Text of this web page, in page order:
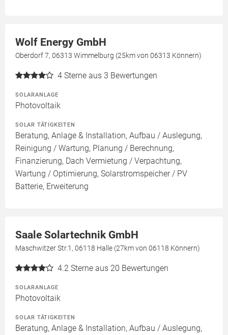
Wolf Energy GmbH
Oberdorf 7, 06313 Wimmelburg (25km von 06313 Könnern)
4 Sterne aus 3 Bewertungen
SOLARANLAGE
Photovoltaik
SOLAR TÄTIGKEITEN
Beratung, Anlage & Installation, Aufbau / Auslegung,
Reinigung / Wartung, Planung / Berechnung,
Finanzierung, Dach Vermietung / Verpachtung,
Wartung / Optimierung, Solarstromspeicher / PV
Batterie, Erweiterung
Saale Solartechnik GmbH
Maschwitzer Str.1, 06118 Halle (27km von 06118 Könnern)
4.2 Sterne aus 20 Bewertungen
SOLARANLAGE
Photovoltaik
SOLAR TÄTIGKEITEN
Beratung, Anlage & Installation, Aufbau / Auslegung,